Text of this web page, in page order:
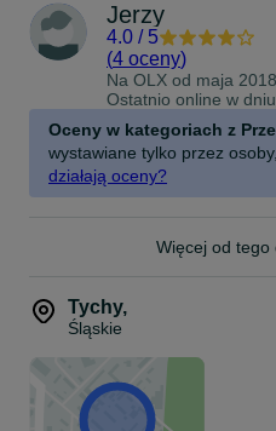
DANE TECHNICZNE:
Wymiary obudowy: 40 x 32 x 9
Materiał: stal chromowo-
Maksymalny moment obrotowy:
Przełożenie: 1:58,
Waga: 11,5 kg.
DOSTAWA:
Produkt sprowadzany z
kurier - koszt 18,00 zł,
Udzielam gwarancji - 12
SKŁADANIE ZAMÓWIENIA:
Zamówienie można składać
- wiadomość z aukcji OLX
- SMS;
Jerzy
4.0 / 5
(4 oceny)
Na OLX od maja 2018
Ostatnio online w
Oceny w kategoriach z
wystawiane tylko przez
działają oceny?
Więcej od tego
Tychy,
Śląskie